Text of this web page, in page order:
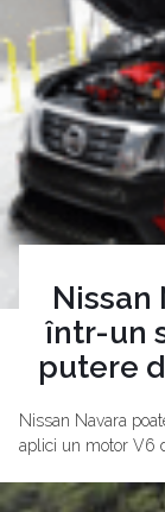
Nissan
într-un
putere
Nissan Navara
aplici un motor V6